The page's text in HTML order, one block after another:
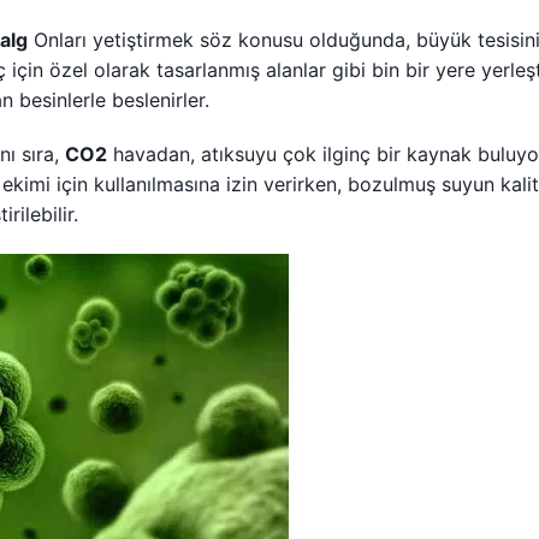
Onları yetiştirmek söz konusu olduğunda, büyük tesisini
özel olarak tasarlanmış alanlar gibi bin bir yere
besinlerle beslenirler.
sıra, CO2 havadan, atıksuyu çok ilginç bir kaynak
için kullanılmasına izin verirken, bozulmuş suyun